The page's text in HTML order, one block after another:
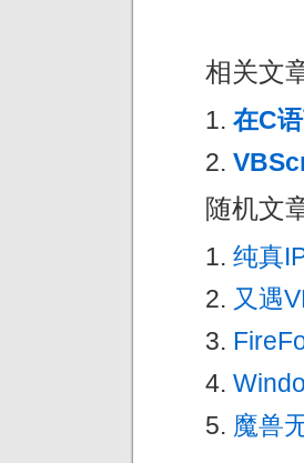
相关文
在C
随机文
纯真
又遇
魔兽